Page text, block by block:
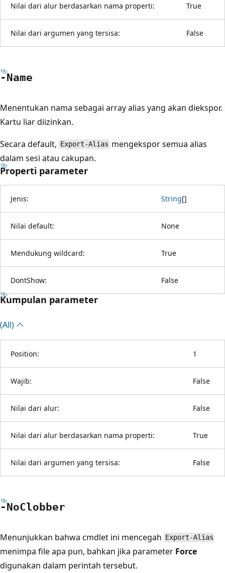
Nilai dari alur berdasarkan nama properti: True
Nilai dari argumen yang tersisa: False
-Name
Menentukan nama sebagai array alias yang akan diekspor.
Kartu liar diizinkan.
Secara default, Export-Alias mengekspor semua alias
dalam sesi atau cakupan.
Properti parameter
Jenis: String[]
Nilai default: None
Mendukung wildcard: True
DontShow: False
Kumpulan parameter
(All)
Position: 1
Wajib: False
Nilai dari alur: False
Nilai dari alur berdasarkan nama properti: True
Nilai dari argumen yang tersisa: False
-NoClobber
Menunjukkan bahwa cmdlet ini mencegah Export-Alias
menimpa file apa pun, bahkan jika parameter Force
digunakan dalam perintah tersebut.